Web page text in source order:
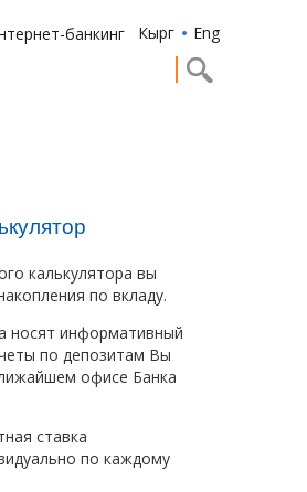
Eng
Кырг
банкинг
калькулятора вы
по вкладу.
носят информативный
по депозитам Вы
офисе Банка
ставка
по каждому